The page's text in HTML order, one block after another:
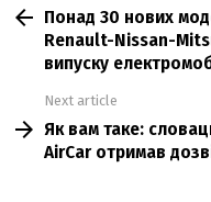
moreПонад 30 нових
Renault-Nissan-
випуску
Next article
Як вам таке:
AirCar отримав